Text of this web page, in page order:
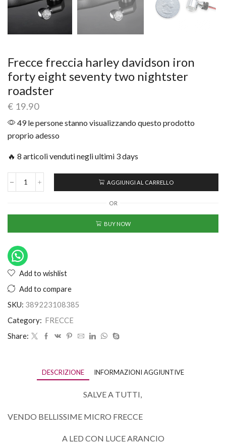
Frecce freccia harley davidson iron
forty eight seventy two nightster
roadster
€ 19.90
49 le persone stanno visualizzando questo prodotto
proprio adesso
🔥 8 articoli venduti negli ultimi 3 days
AGGIUNGI AL CARRELLO
OR
BUY NOW
Add to wishlist
Add to compare
SKU: 389223108385
Category: FRECCE
Share:
DESCRIZIONE INFORMAZIONI AGGIUNTIVE
SALVE A TUTTI,
VENDO BELLISSIME MICRO FRECCE
A LED CON LUCE ARANCIO